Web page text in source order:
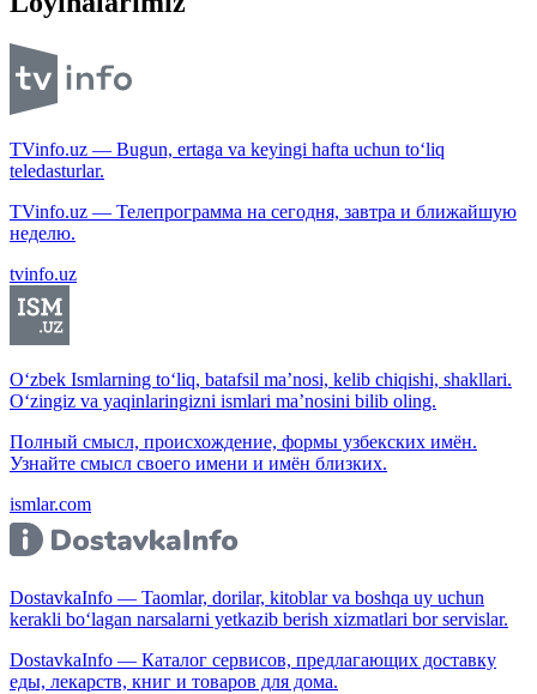
TVinfo.uz — Bugun, ertaga va keyingi hafta uchun to‘liq
teledasturlar.
TVinfo.uz — Телепрограмма на сегодня, завтра и ближайшую
неделю.
tvinfo.uz
O‘zbek Ismlarning to‘liq, batafsil ma’nosi, kelib chiqishi, shakllari.
O‘zingiz va yaqinlaringizni ismlari ma’nosini bilib oling.
Полный смысл, происхождение, формы узбекских имён.
Узнайте смысл своего имени и имён близких.
ismlar.com
DostavkaInfo — Taomlar, dorilar, kitoblar va boshqa uy uchun
kerakli bo‘lagan narsalarni yetkazib berish xizmatlari bor servislar.
DostavkaInfo — Каталог сервисов, предлагающих доставку
еды, лекарств, книг и товаров для дома.